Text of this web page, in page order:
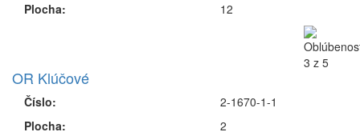
Plocha:
12
OR Klúčové
Číslo:
Plocha:
2-1670-1-1
2